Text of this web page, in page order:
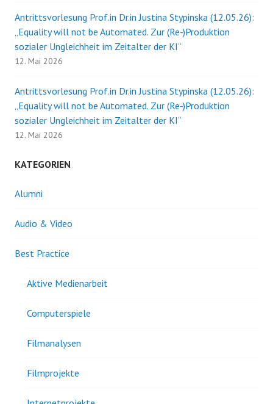
Antrittsvorlesung Prof.in Dr.in Justina Stypinska (12.05.26):
„Equality will not be Automated. Zur (Re-)Produktion
sozialer Ungleichheit im Zeitalter der KI“
12. Mai 2026
Antrittsvorlesung Prof.in Dr.in Justina Stypinska (12.05.26):
„Equality will not be Automated. Zur (Re-)Produktion
sozialer Ungleichheit im Zeitalter der KI“
12. Mai 2026
KATEGORIEN
Alumni
Audio & Video
Best Practice
Aktive Medienarbeit
Computerspiele
Filmanalysen
Filmprojekte